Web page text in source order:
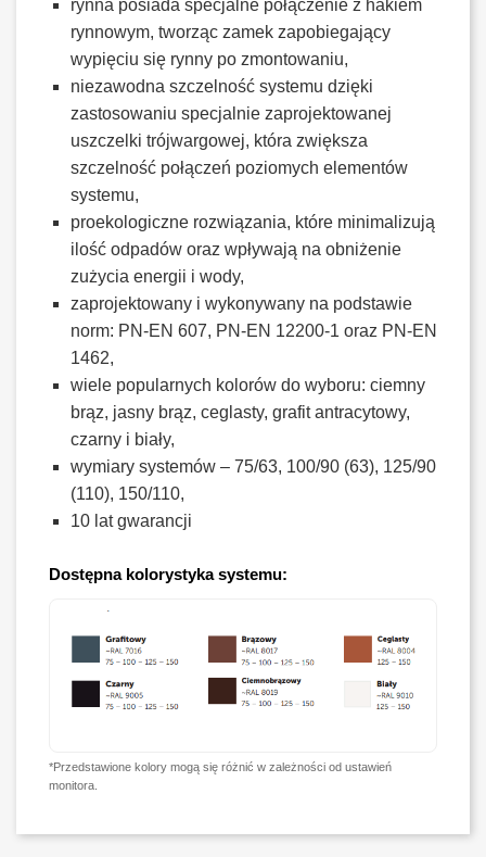
rynna posiada specjalne połączenie z hakiem
rynnowym, tworząc zamek zapobiegający
wypięciu się rynny po zmontowaniu,
niezawodna szczelność systemu dzięki
zastosowaniu specjalnie zaprojektowanej
uszczelki trójwargowej, która zwiększa
szczelność połączeń poziomych elementów
systemu,
proekologiczne rozwiązania, które minimalizują
ilość odpadów oraz wpływają na obniżenie
zużycia energii i wody,
zaprojektowany i wykonywany na podstawie
norm: PN-EN 607, PN-EN 12200-1 oraz PN-EN
1462,
wiele popularnych kolorów do wyboru: ciemny
brąz, jasny brąz, ceglasty, grafit antracytowy,
czarny i biały,
wymiary systemów – 75/63, 100/90 (63), 125/90
(110), 150/110,
10 lat gwarancji
Dostępna kolorystyka systemu:
*Przedstawione kolory mogą się różnić w zależności od ustawień
monitora.